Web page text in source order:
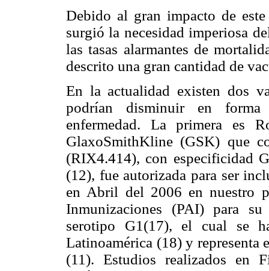
Debido al gran impacto de
surgió la necesidad imperiosa
las tasas alarmantes de
descrito una gran cantidad de
En la actualidad existen dos
podrían disminuir en
enfermedad. La primera es
GlaxoSmithKline (GSK) que
(RIX4.414), con especificidad
(12), fue autorizada para ser
en Abril del 2006 en nuestro
Inmunizaciones (PAI) para
serotipo G1(17), el cual se
Latinoamérica (18) y representa
(11). Estudios realizados en